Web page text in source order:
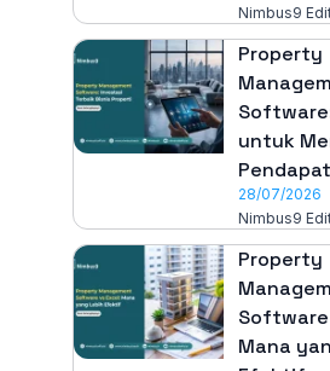
Nimbus9
Property
untuk
28/07/2026
Nimbus9
Property
Software
Mana